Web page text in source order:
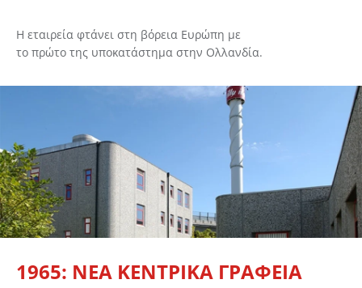
Η εταιρεία φτάνει στη βόρεια Ευρώπη με
το πρώτο της υποκατάστημα στην Ολλανδία.
1965: ΝΕΑ ΚΕΝΤΡΙΚΑ ΓΡΑΦΕΙΑ